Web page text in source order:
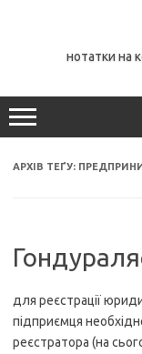
нотатки на
АРХІВ ТЕҐУ:
для реєстрації
підприємця
реєстратора (на